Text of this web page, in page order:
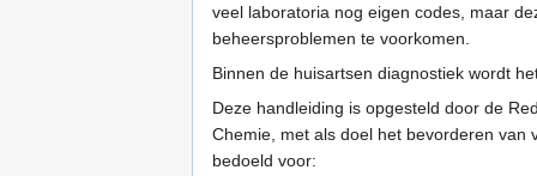
veel laboratoria nog eigen codes, maar
beheersproblemen te voorkomen.
Binnen de huisartsen diagnostiek wordt
Deze handleiding is opgesteld door de
Chemie, met als doel het bevorderen van
bedoeld voor: